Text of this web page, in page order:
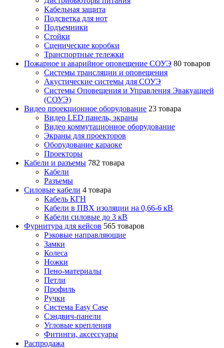
Кабельная защита
Подсветка для нот
Подъемники
Стойки
Сценические коробки
Транспортные тележки
Пожарное и аварийное оповещение СОУЭ 80 товаров
Cистемы трансляции и оповещения
Акустические системы для СОУЭ
Системы Оповещения и Управления Эвакуацией
(СОУЭ)
Видео проекционное оборудование 23 товара
Видео LED панель, экраны
Видео коммутационное оборудование
Экраны для проекторов
Оборудование караоке
Проекторы
Кабели и разъемы 782 товара
Кабели
Разъемы
Силовые кабели 4 товара
Кабель КГН
Кабели в ПВХ изоляции на 0,66-6 кВ
Кабели силовые до 3 кВ
Фурнитура для кейсов 565 товаров
Рэковые направляющие
Замки
Колеса
Ножки
Пено-материалы
Петли
Профиль
Ручки
Система Easy Case
Сэндвич-панели
Угловые крепления
Фитинги, аксессуары
Распродажа